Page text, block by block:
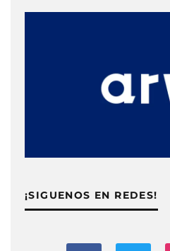
¡SIGUENOS EN REDES!